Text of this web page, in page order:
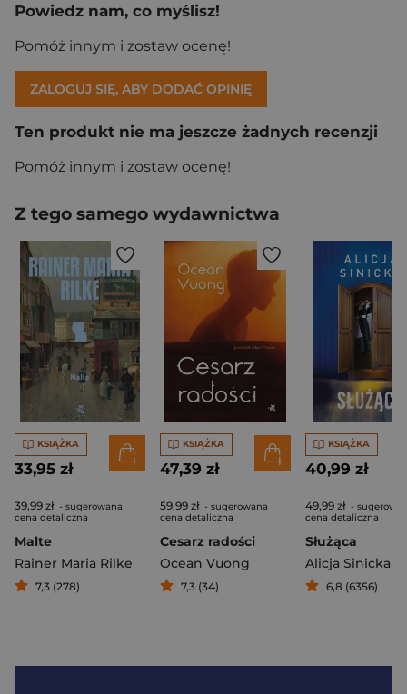
Powiedz nam, co myślisz!
Pomóż innym i zostaw ocenę!
ZALOGUJ SIĘ, ABY DODAĆ OPINIĘ
Ten produkt nie ma jeszcze żadnych recenzji
Pomóż innym i zostaw ocenę!
Z tego samego wydawnictwa
KSIĄŻKA
33,95 zł
39,99 zł - sugerowana
cena detaliczna
Malte
Rainer Maria Rilke
7,3 (278)
KSIĄŻKA
47,39 zł
59,99 zł - sugerowana
cena detaliczna
Cesarz radości
Ocean Vuong
7,3 (34)
KSIĄŻKA
40,99 zł
49,99 zł -
cena detaliczna
Służąca
Alicja Sinicka
6,8 (6356)